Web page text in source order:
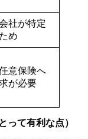
社が特定
め
意保険へ
が必要
って有利な点）